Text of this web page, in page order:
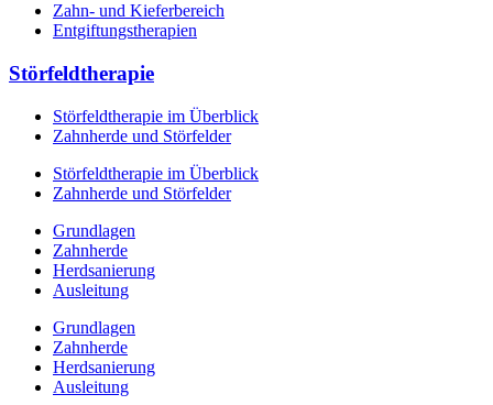
Zahn- und Kieferbereich
Entgiftungstherapien
Störfeldtherapie
Störfeldtherapie im Überblick
Zahnherde und Störfelder
Störfeldtherapie im Überblick
Zahnherde und Störfelder
Grundlagen
Zahnherde
Herdsanierung
Ausleitung
Grundlagen
Zahnherde
Herdsanierung
Ausleitung